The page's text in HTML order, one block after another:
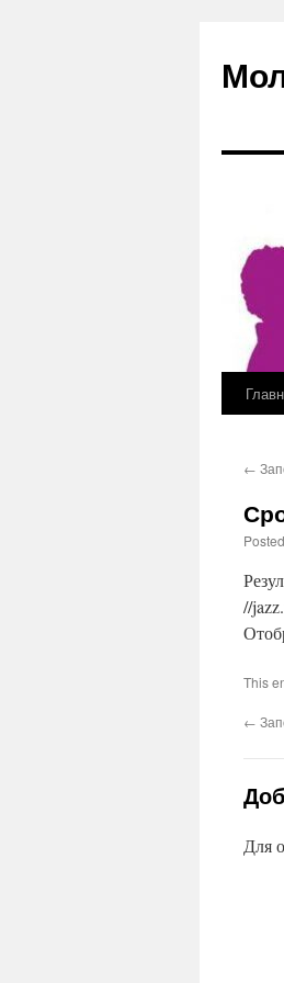
Skip
content
←
//
This
←
Для